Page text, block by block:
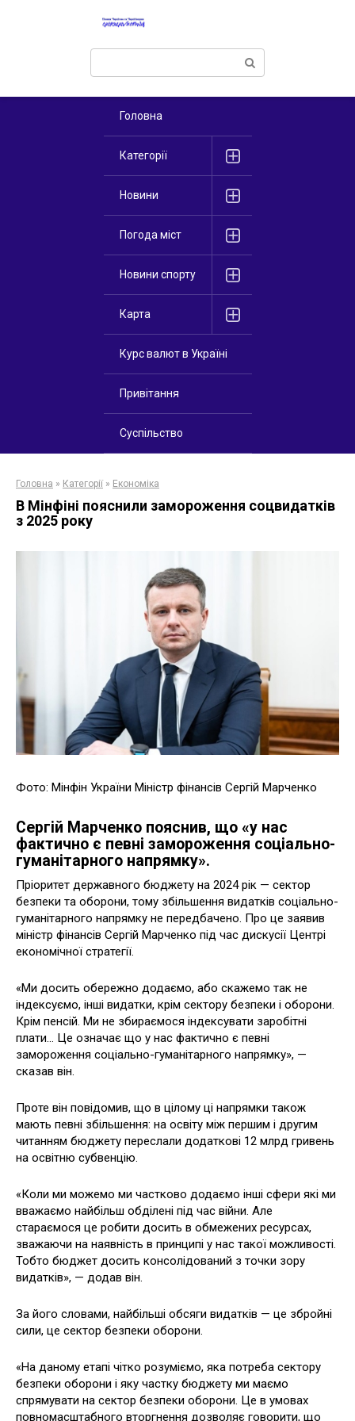
Поиск:
Головна
Категорії
Новини
Погода міст
Новини спорту
Карта
Курс валют в Україні
Привітання
Суспільство
Головна » Категорії » Економіка
В Мінфіні пояснили замороження соцвидатків
з 2025 року
Фото: Мінфін України Міністр фінансів Сергій Марченко
Сергій Марченко пояснив, що «у нас
фактично є певні замороження соціально-
гуманітарного напрямку».
Пріоритет державного бюджету на 2024 рік — сектор
безпеки та оборони, тому збільшення видатків соціально-
гуманітарного напрямку не передбачено. Про це заявив
міністр фінансів Сергій Марченко під час дискусії Центрі
економічної стратегії.
«Ми досить обережно додаємо, або скажемо так не
індексуємо, інші видатки, крім сектору безпеки і оборони.
Крім пенсій. Ми не збираємося індексувати заробітні
плати… Це означає що у нас фактично є певні
замороження соціально-гуманітарного напрямку», —
сказав він.
Проте він повідомив, що в цілому ці напрямки також
мають певні збільшення: на освіту між першим і другим
читанням бюджету переслали додаткові 12 млрд гривень
на освітню субвенцію.
«Коли ми можемо ми частково додаємо інші сфери які ми
вважаємо найбільш обділені під час війни. Але
стараємося це робити досить в обмежених ресурсах,
зважаючи на наявність в принципі у нас такої можливості.
Тобто бюджет досить консолідований з точки зору
видатків», — додав він.
За його словами, найбільші обсяги видатків — це збройні
сили, це сектор безпеки оборони.
«На даному етапі чітко розуміємо, яка потреба сектору
безпеки оборони і яку частку бюджету ми маємо
спрямувати на сектор безпеки оборони. Це в умовах
повномасштабного вторгнення дозволяє говорити, що